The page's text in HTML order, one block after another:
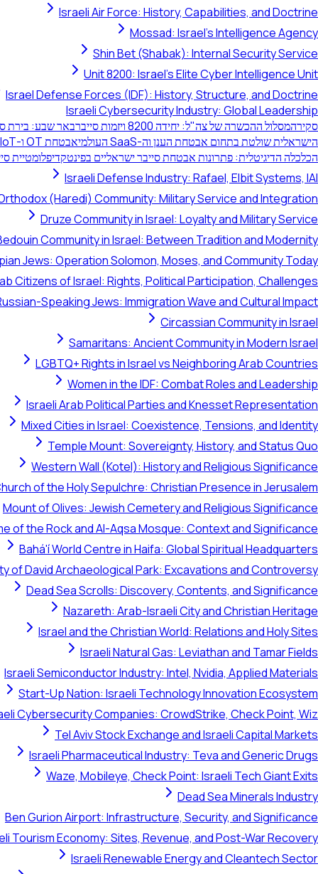
Israeli Air Force: History, Capabilities, and Doctrine
Mossad: Israel's Intelligence Agency
Shin Bet (Shabak): Internal Security Service
Unit 8200: Israel's Elite Cyber Intelligence Unit
Israel Defense Forces (IDF): History, Structure, and Doctrine
Israeli Cybersecurity Industry: Global Leadership
סקירהמסלול ההכשרה של צה"ל: יחידה 8200 ויזמות סייבר באר שבע: בירת
הישראלית שולטת בתחום אבטחת הענן וה-SaaS העולמי
אבטחת OT ו-IoT ישראלית: הגנה על תשתיות קריטיות
הכלכלה הדיגיטלית: פתרונות אבטחת סייבר ישראליים בפינטקדיפלומטיית
Israeli Defense Industry: Rafael, Elbit Systems, IAI
(Haredi) Community: Military Service and Integration
Druze Community in Israel: Loyalty and Military Service
Community in Israel: Between Tradition and Modernity
Jews: Operation Solomon, Moses, and Community Today
Citizens of Israel: Rights, Political Participation, Challenges
Speaking Jews: Immigration Wave and Cultural Impact
Circassian Community in Israel
Samaritans: Ancient Community in Modern Israel
LGBTQ+ Rights in Israel vs Neighboring Arab Countries
Women in the IDF: Combat Roles and Leadership
Israeli Arab Political Parties and Knesset Representation
Mixed Cities in Israel: Coexistence, Tensions, and Identity
Temple Mount: Sovereignty, History, and Status Quo
Western Wall (Kotel): History and Religious Significance
of the Holy Sepulchre: Christian Presence in Jerusalem
Mount of Olives: Jewish Cemetery and Religious Significance
of the Rock and Al-Aqsa Mosque: Context and Significance
Bahá'í World Centre in Haifa: Global Spiritual Headquarters
of David Archaeological Park: Excavations and Controversy
Dead Sea Scrolls: Discovery, Contents, and Significance
Nazareth: Arab-Israeli City and Christian Heritage
Israel and the Christian World: Relations and Holy Sites
Israeli Natural Gas: Leviathan and Tamar Fields
Israeli Semiconductor Industry: Intel, Nvidia, Applied Materials
Start-Up Nation: Israeli Technology Innovation Ecosystem
Cybersecurity Companies: CrowdStrike, Check Point, Wiz
Tel Aviv Stock Exchange and Israeli Capital Markets
Israeli Pharmaceutical Industry: Teva and Generic Drugs
Waze, Mobileye, Check Point: Israeli Tech Giant Exits
Dead Sea Minerals Industry
Ben Gurion Airport: Infrastructure, Security, and Significance
Tourism Economy: Sites, Revenue, and Post-War Recovery
Israeli Renewable Energy and Cleantech Sector